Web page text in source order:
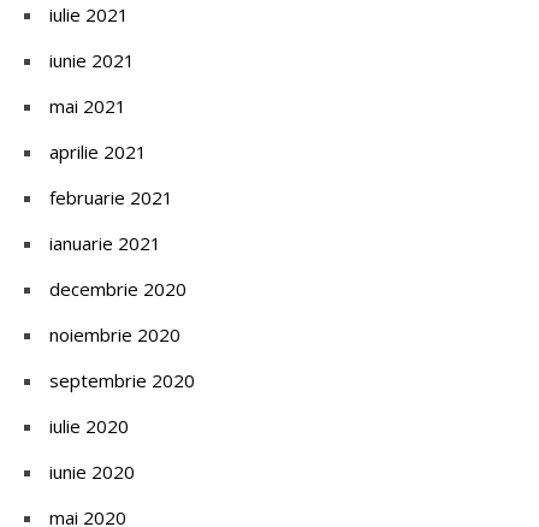
iulie 2021
iunie 2021
mai 2021
aprilie 2021
februarie 2021
ianuarie 2021
decembrie 2020
noiembrie 2020
septembrie 2020
iulie 2020
iunie 2020
mai 2020